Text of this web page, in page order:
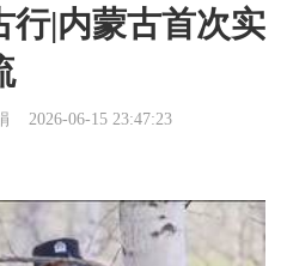
行|内蒙古首次实
2026-06-15 23:47:23